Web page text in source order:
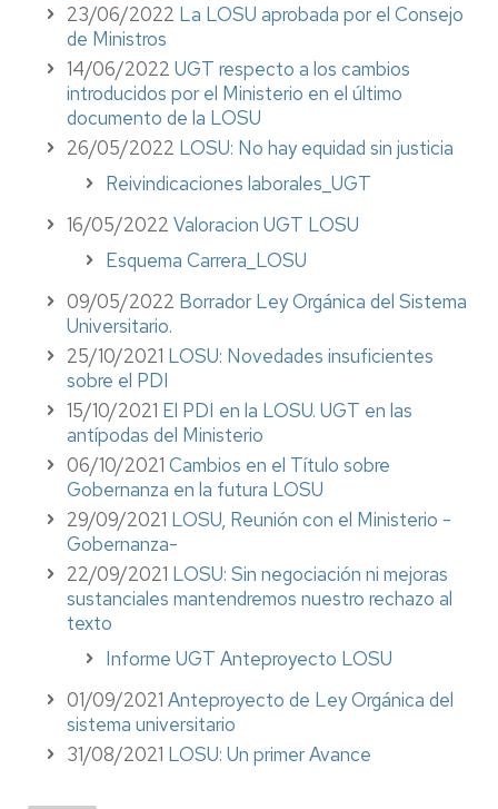
23/06/2022 La LOSU aprobada por el Consejo
de Ministros
14/06/2022 UGT respecto a los cambios
introducidos por el Ministerio en el último
documento de la LOSU
26/05/2022 LOSU: No hay equidad sin justicia
Reivindicaciones laborales_UGT
16/05/2022 Valoracion UGT LOSU
Esquema Carrera_LOSU
09/05/2022 Borrador Ley Orgánica del Sistema
Universitario.
25/10/2021 LOSU: Novedades insuficientes
sobre el PDI
15/10/2021 El PDI en la LOSU. UGT en las
antípodas del Ministerio
06/10/2021 Cambios en el Título sobre
Gobernanza en la futura LOSU
29/09/2021 LOSU, Reunión con el Ministerio -
Gobernanza-
22/09/2021 LOSU: Sin negociación ni mejoras
sustanciales mantendremos nuestro rechazo al
texto
Informe UGT Anteproyecto LOSU
01/09/2021 Anteproyecto de Ley Orgánica del
sistema universitario
31/08/2021 LOSU: Un primer Avance